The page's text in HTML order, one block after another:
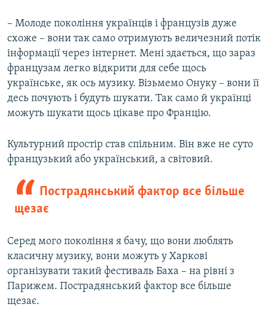
– Молоде покоління українців і французів дуже
схоже – вони так само отримують величезний потік
інформації через інтернет. Мені здається, що зараз
французам легко відкрити для себе щось
українське, як ось музику. Візьмемо Онуку – вони її
десь почують і будуть шукати. Так само й українці
можуть шукати щось цікаве про Францію.
Культурний простір став спільним. Він вже не суто
французький або український, а світовий.
Пострадянський фактор все більше
щезає
Серед мого покоління я бачу, що вони люблять
класичну музику, вони можуть у Харкові
організувати такий фестиваль Баха – на рівні з
Парижем. Пострадянський фактор все більше
щезає.